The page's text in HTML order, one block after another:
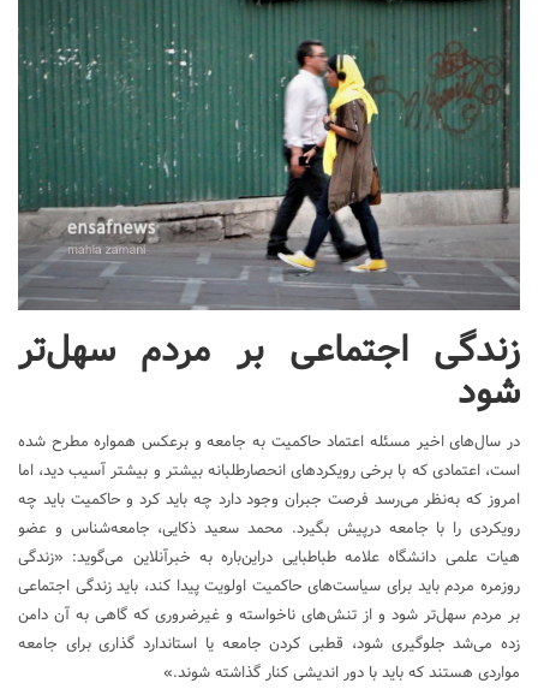
زندگی اجتماعی بر مردم سهل‌تر
شود
در سال‌های اخیر مسئله اعتماد حاکمیت به جامعه و برعکس همواره مطرح شده
است، اعتمادی که با برخی رویکردهای انحصارطلبانه بیشتر و بیشتر آسیب دید، اما
امروز که به‌نظر می‌رسد فرصت جبران وجود دارد چه باید کرد و حاکمیت باید چه
رویکردی را با جامعه درپیش بگیرد. محمد سعید ذکایی، جامعه‌شناس و عضو
هیات علمی دانشگاه علامه طباطبایی دراین‌باره به خبرآنلاین می‌گوید: «زندگی
روزمره مردم باید برای سیاست‌های حاکمیت اولویت پیدا کند، باید زندگی اجتماعی
بر مردم سهل‌تر شود و از تنش‌های ناخواسته و غیرضروری که گاهی به آن دامن
زده می‌شد جلوگیری شود، قطبی کردن جامعه یا استاندارد گذاری برای جامعه
مواردی هستند که باید با دور اندیشی کنار گذاشته شوند.»